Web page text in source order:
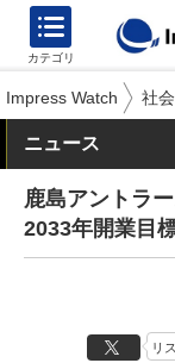
カテゴリ
Impress Watch 社会
ニュース
鹿島アントラ
2033年開業目
リ